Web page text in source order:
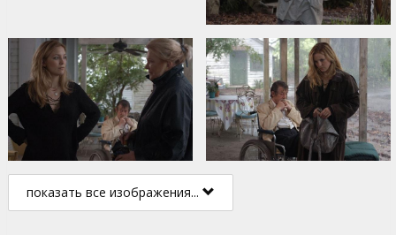
показать все изображения...